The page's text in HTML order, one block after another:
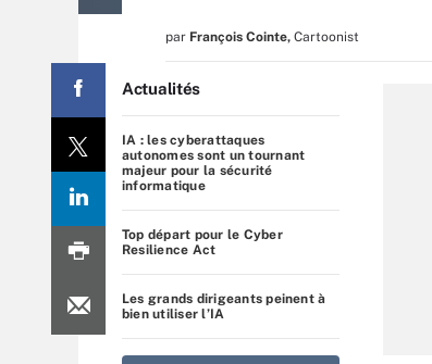
par François Cointe, Cartoonist
Actualités
IA : les cyberattaques
autonomes sont un tournant
majeur pour la sécurité
informatique
Top départ pour le Cyber
Resilience Act
Les grands dirigeants peinent à
bien utiliser l’IA